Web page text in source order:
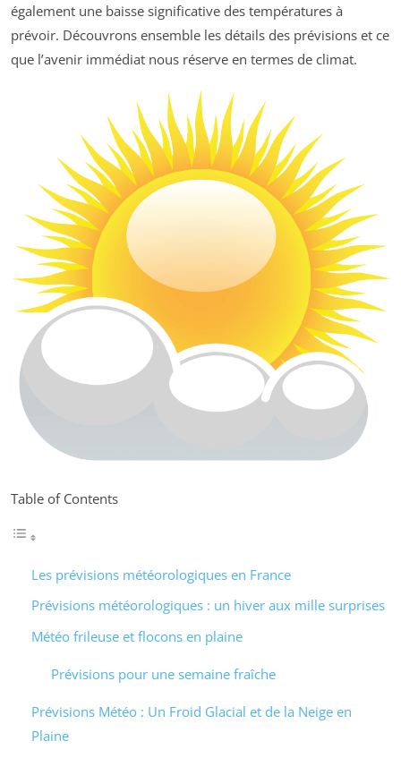
également une baisse significative des températures à
prévoir. Découvrons ensemble les détails des prévisions et ce
que l’avenir immédiat nous réserve en termes de climat.
Table of Contents
Les prévisions météorologiques en France
Prévisions météorologiques : un hiver aux mille surprises
Météo frileuse et flocons en plaine
Prévisions pour une semaine fraîche
Prévisions Météo : Un Froid Glacial et de la Neige en
Plaine